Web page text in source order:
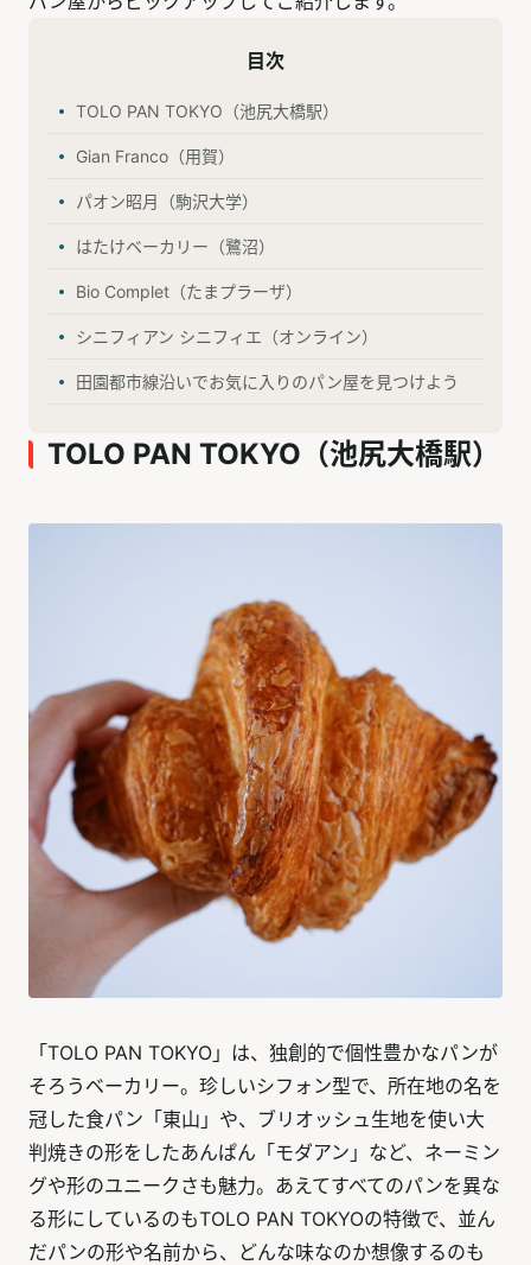
目次
TOLO PAN TOKYO（池尻大橋駅）
Gian Franco（用賀）
パオン昭月（駒沢大学）
はたけベーカリー（鷺沼）
Bio Complet（たまプラーザ）
シニフィアン シニフィエ（オンライン）
田園都市線沿いでお気に入りのパン屋を見つけよう
TOLO PAN TOKYO（池尻大橋駅）
「TOLO PAN TOKYO」は、独創的で個性豊かなパンが
そろうベーカリー。珍しいシフォン型で、所在地の名を
冠した食パン「東山」や、ブリオッシュ生地を使い大
判焼きの形をしたあんぱん「モダアン」など、ネーミン
グや形のユニークさも魅力。あえてすべてのパンを異な
る形にしているのもTOLO PAN TOKYOの特徴で、並ん
だパンの形や名前から、どんな味なのか想像するのも